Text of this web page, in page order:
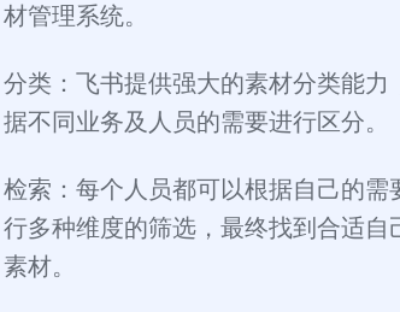
材管理系统。
分类：飞书提供强大的素材分类能力
据不同业务及人员的需要进行区分。
检索：每个人员都可以根据自己的需
行多种维度的筛选，最终找到合适自
素材。